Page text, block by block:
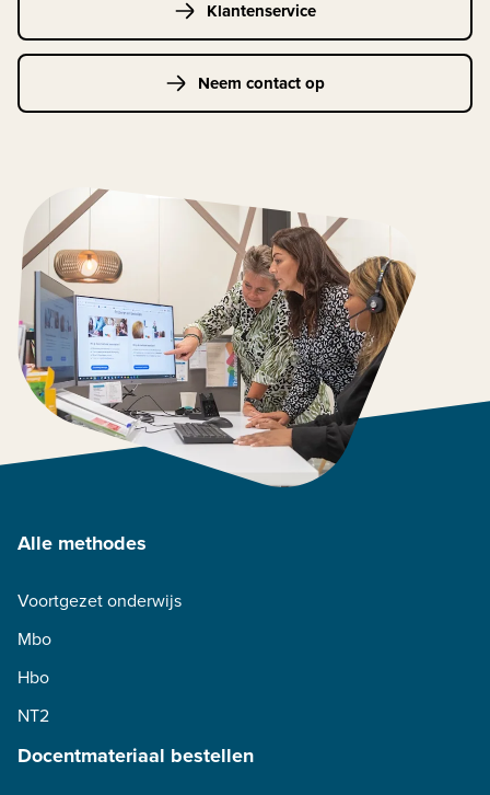
Klantenservice
Neem contact op
Alle methodes
Voortgezet onderwijs
Mbo
Hbo
NT2
Docentmateriaal bestellen